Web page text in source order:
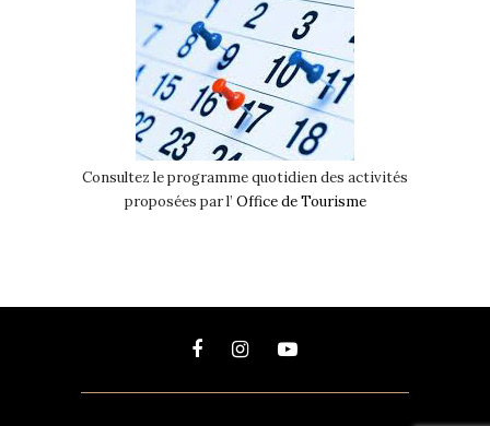
Consultez le programme quotidien des activités
proposées par l’ Office de Tourisme